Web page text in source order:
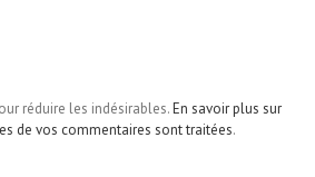
réduire les indésirables.En savoir plus sur
de vos commentaires sont traitées.